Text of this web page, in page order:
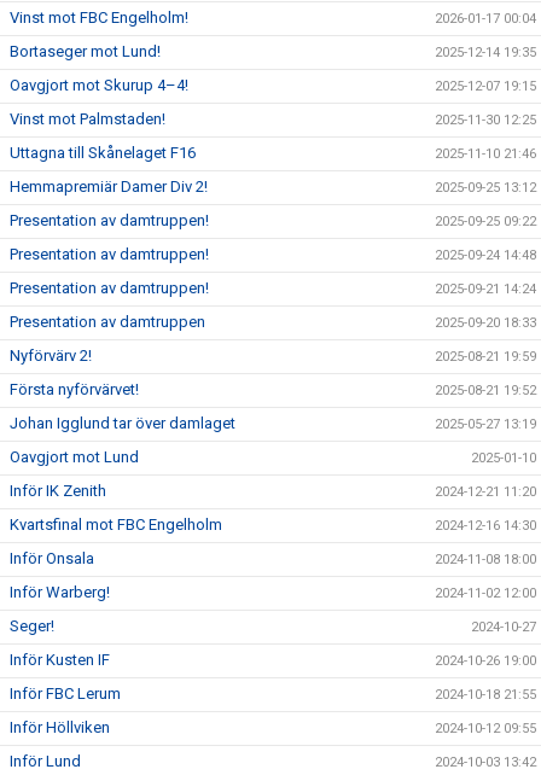
Vinst mot FBC Engelholm! 2026-01-17 00:04
Bortaseger mot Lund! 2025-12-14 19:35
Oavgjort mot Skurup 4–4! 2025-12-07 19:15
Vinst mot Palmstaden! 2025-11-30 12:25
Uttagna till Skånelaget F16 2025-11-10 21:46
Hemmapremiär Damer Div 2! 2025-09-25 13:12
Presentation av damtruppen! 2025-09-25 09:22
Presentation av damtruppen! 2025-09-24 14:48
Presentation av damtruppen! 2025-09-21 14:24
Presentation av damtruppen 2025-09-20 18:33
Nyförvärv 2! 2025-08-21 19:59
Första nyförvärvet! 2025-08-21 19:52
Johan Igglund tar över damlaget 2025-05-27 13:19
Oavgjort mot Lund 2025-01-10
Inför IK Zenith 2024-12-21 11:20
Kvartsfinal mot FBC Engelholm 2024-12-16 14:30
Inför Onsala 2024-11-08 18:00
Inför Warberg! 2024-11-02 12:00
Seger! 2024-10-27
Inför Kusten IF 2024-10-26 19:00
Inför FBC Lerum 2024-10-18 21:55
Inför Höllviken 2024-10-12 09:55
Inför Lund 2024-10-03 13:42